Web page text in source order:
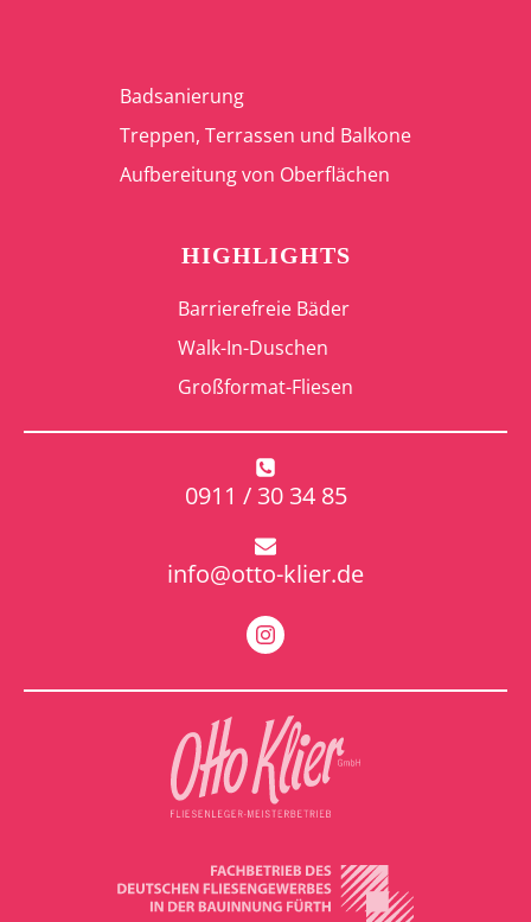
Badsanierung
Treppen, Terrassen und Balkone
Aufbereitung von Oberflächen
HIGHLIGHTS
Barrierefreie Bäder
Walk-In-Duschen
Großformat-Fliesen
0911 / 30 34 85
info@otto-klier.de